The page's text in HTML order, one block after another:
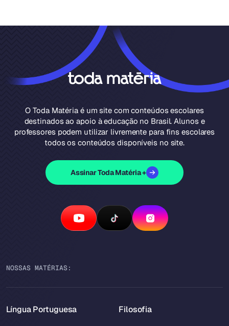
O Toda Matéria é um site com conteúdos escolares
destinados ao apoio à educação no Brasil. Alunos e
professores podem utilizar livremente para fins escolares
todos os conteúdos disponíveis no site.
Assinar Toda Matéria +
NOSSAS MATÉRIAS:
Língua Portuguesa Filosofia